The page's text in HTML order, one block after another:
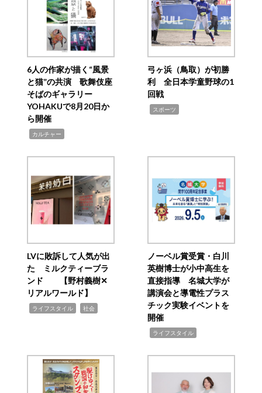
6人の作家が描く“風景
と猫”の共演 歌舞伎座
そばのギャラリー
YOHAKUで8月20日か
ら開催
カルチャー
弓ヶ浜（鳥取）が初勝
利 全日本学童野球の1
回戦
スポーツ
LVに敗訴して人気が出
た ミルクティーブラ
ンド 【野村義樹✕
リアルワールド】
ライフスタイル 社会
ノーベル賞受賞・白川
英樹博士が小中高生を
直接指導 名城大学が
講演会と導電性プラス
チック実験イベントを
開催
ライフスタイル